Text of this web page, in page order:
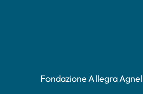
Fondazione Allegra